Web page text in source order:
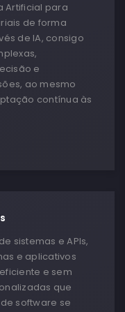
Artificial para
de forma
de IA, consigo
e
ao mesmo
contínua às
sistemas e APIs,
e aplicativos
e sem
que
software se